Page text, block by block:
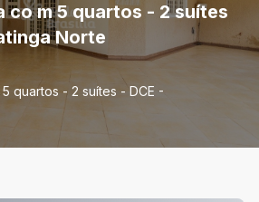
co m 5 quartos - 2 suítes
Norte
5 quartos - 2 suítes - DCE -